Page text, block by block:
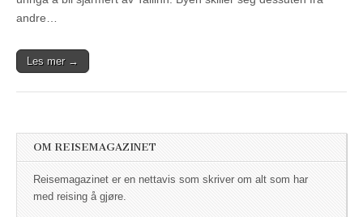
andre…
Les mer →
OM REISEMAGAZINET
Reisemagazinet er en nettavis som skriver om alt som har
med reising å gjøre.